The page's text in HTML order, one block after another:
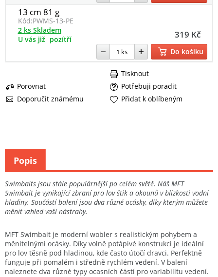
13 cm 81 g
Kód:PWMS-13-PE
319 Kč
2 ks Skladem
U vás již pozítří
Do košíku
Porovnat
Potřebuji poradit
Doporučit známému
Tisknout
Přidat k oblíbeným
Swimbaits jsou stále populárnější po celém světě. Náš MFT
Swimbait je vynikající zbraní pro lov štik a okounů v blízkosti vodní
hladiny. Součástí balení jsou dva různé ocásky, díky kterým můžete
měnit vzhled vaší nástrahy.
MFT Swimbait je moderní wobler s realistickým pohybem a
měnitelnými ocásky. Díky volně potápivé konstrukci je ideální
pro lov těsně pod hladinou, kde často útočí dravci. Perfektně
funguje při pomalém i středně rychlém vedení. V balení
naleznete dva různé typy ocasních částí pro variabilitu vedení.
Popis